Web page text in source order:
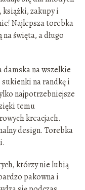
zakupy i
Najlepsza torebka
święta, a długo
na wszelkie
na randkę i
najpotrzebniejsze
temu
kreacjach.
design. Torebka
którzy nie lubią
pakowna i